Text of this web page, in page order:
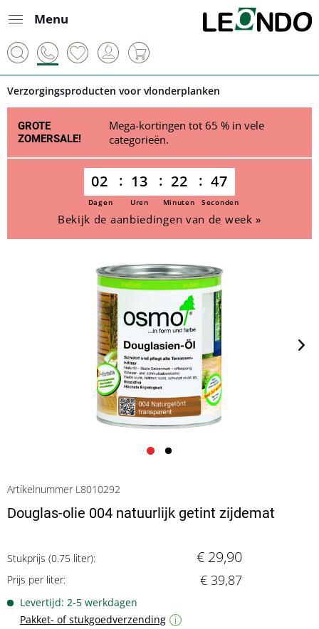
Menu
Verzorgingsproducten voor vlonderplanken
GROTE
ZOMERSALE!
Mega-kortingen tot 65 % in vele
categorieën.
02 13 22 46
Dagen Uren Minuten Seconden
Bekijk de aanbiedingen van de week »
Artikelnummer L8010292
Douglas-olie 004 natuurlijk getint zijdemat
Stukprijs (0.75 liter): € 29,90
Prijs per liter: € 39,87
Levertijd: 2-5 werkdagen
Pakket- of stukgoedverzending
i